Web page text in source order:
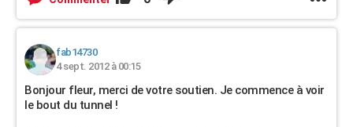
fab14730
4 sept. 2012 à 00:15
Bonjour fleur, merci de votre soutien. Je commence à voir
le bout du tunnel !